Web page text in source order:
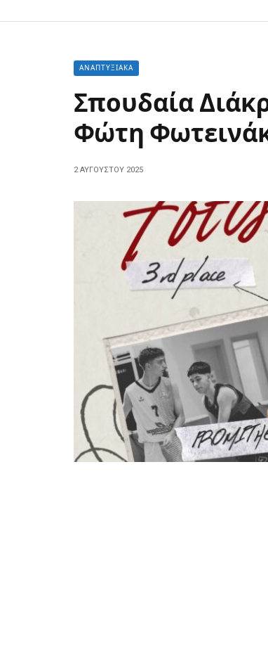
ΑΝΑΠΤΥΞΙΑΚΆ
Σπουδαία
Φώτη
2 ΑΥΓΟΎΣΤΟΥ 2025